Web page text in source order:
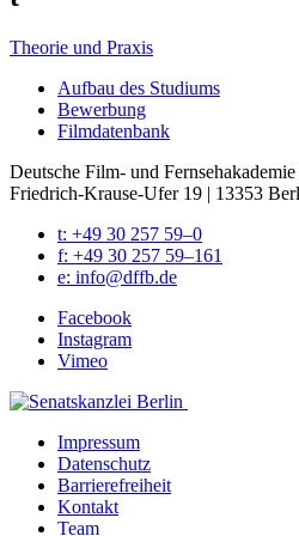
Theorie und Praxis
Auf­bau des Stu­di­ums
Bewer­bung
Film­da­ten­bank
Deutsche Film- und
Friedrich-Krause-Ufer 19 | 13353
t: +49 30 257 59–0
f: +49 30 257 59–161
e: info@​dffb.​de
Face­book
Insta­gram
Vimeo
Impres­sum
Daten­schutz
Bar­rie­re­frei­heit
Kon­takt
Team